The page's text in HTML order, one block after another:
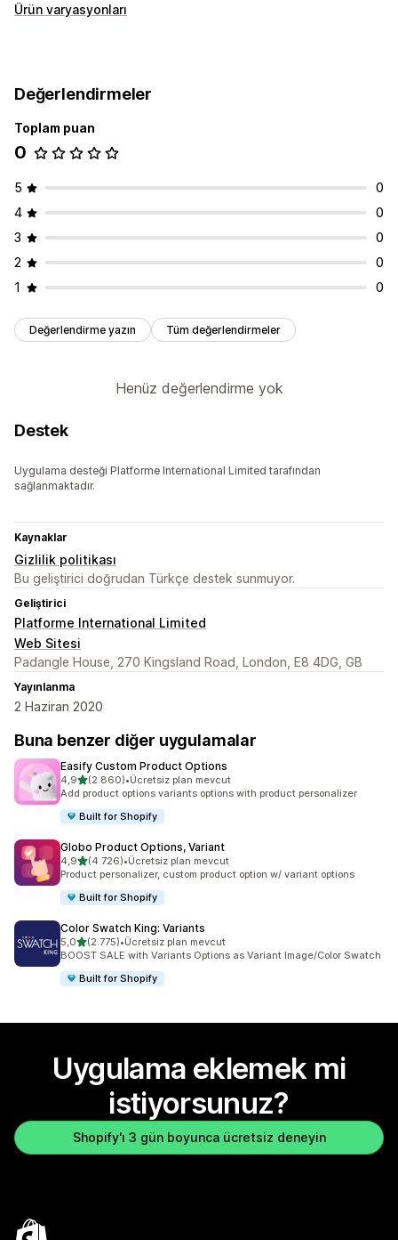
Ürün varyasyonları
Değerlendirmeler
Toplam puan
0
5
0
4
0
3
0
2
0
1
0
Değerlendirme yazın Tüm değerlendirmeler
Henüz değerlendirme yok
Destek
Uygulama desteği Platforme International Limited tarafından
sağlanmaktadır.
Kaynaklar
Gizlilik politikası
Bu geliştirici doğrudan Türkçe destek sunmuyor.
Geliştirici
Platforme International Limited
Web Sitesi
Padangle House, 270 Kingsland Road, London, E8 4DG, GB
Yayınlanma
2 Haziran 2020
Buna benzer diğer uygulamalar
Easify Custom Product Options
4,95 yıldız üzerinden
(2.860)
toplam 2860 değerlendirme
•Ücretsiz plan mevcut
Add product options variants options with product personalizer
Built for Shopify
Globo Product Options, Variant
4,95 yıldız üzerinden
(4.726)
toplam 4726 değerlendirme
•Ücretsiz plan mevcut
Product personalizer, custom product option w/ variant options
Built for Shopify
Color Swatch King: Variants
5,05 yıldız üzerinden
(2.775)
toplam 2775 değerlendirme
•Ücretsiz plan mevcut
BOOST SALE with Variants Options as Variant Image/Color Swatch
Built for Shopify
Uygulama eklemek mi
istiyorsunuz?
Shopify'ı 3 gün boyunca ücretsiz deneyin